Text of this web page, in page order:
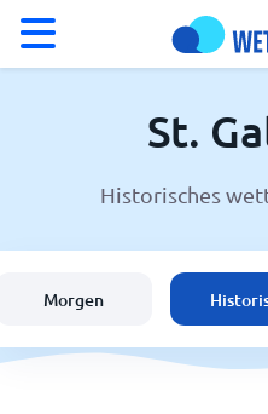
Wetter in St. Gallen
Deutschland
St.
Historisches
Morgen